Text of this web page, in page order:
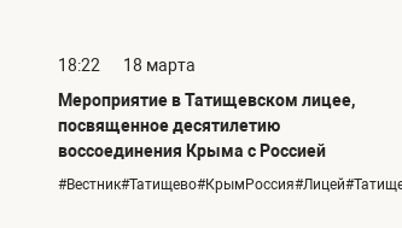
18:22
18 марта
Мероприятие в Татищевском лицее,
посвященное десятилетию
воссоединения Крыма с Россией